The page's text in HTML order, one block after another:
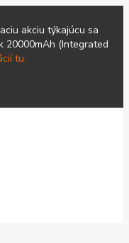
akciu týkajúcu sa
20000mAh (Integrated
tu.